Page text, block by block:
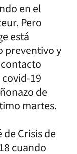
en el
Pero
está
preventivo y
19
de
martes.
Crisis de
cuando